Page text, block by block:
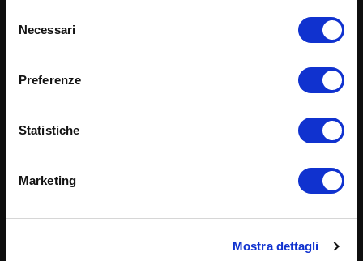
delNecessari
Preferenze
Statistiche
Marketing
Mostra dettagli
LINK UTILI
ACQUISTA ORA
DICONO DI NOI